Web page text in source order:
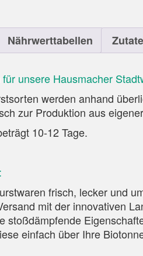
Nährwerttabellen
unsere Hausmacher
werden anhand
zur Produktion aus
10-12 Tage.
frisch, lecker und
mit der innovativen
stoßdämpfende
einfach über Ihre